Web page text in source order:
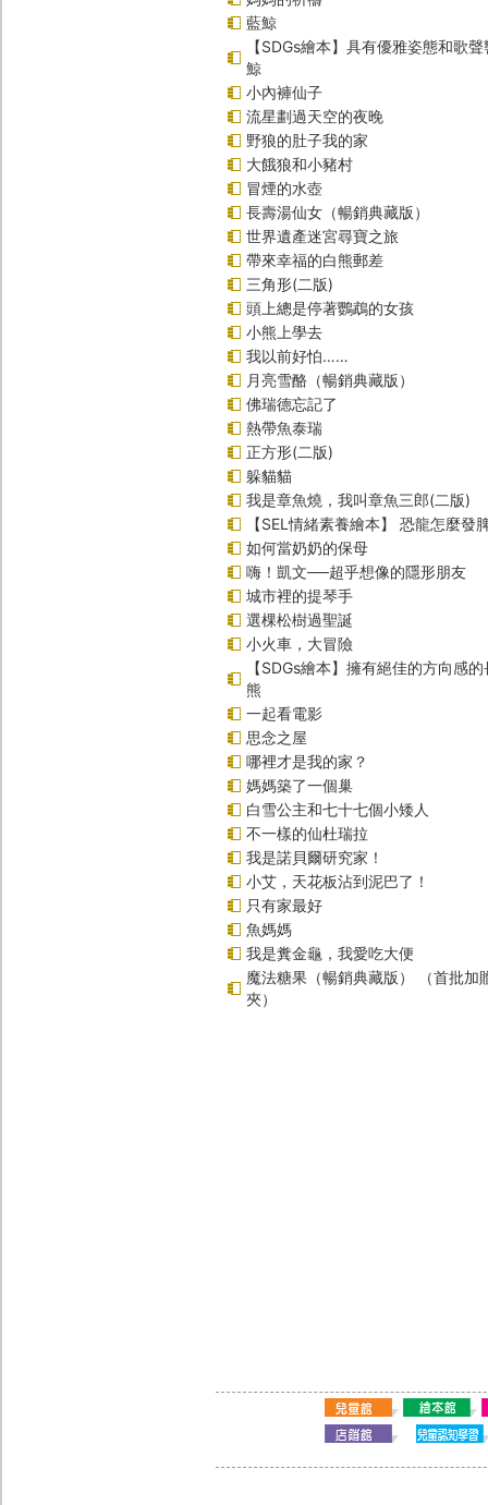
藍鯨
【SDGs繪本】具有優雅姿態和歌
鯨
小內褲仙子
流星劃過天空的夜晚
野狼的肚子我的家
大餓狼和小豬村
冒煙的水壺
長壽湯仙女（暢銷典藏版）
世界遺產迷宮尋寶之旅
帶來幸福的白熊郵差
三角形(二版)
頭上總是停著鸚鵡的女孩
小熊上學去
我以前好怕……
月亮雪酪（暢銷典藏版）
佛瑞德忘記了
熱帶魚泰瑞
正方形(二版)
躲貓貓
我是章魚燒，我叫章魚三郎(二版)
【SEL情緒素養繪本】 恐龍怎麼發
如何當奶奶的保母
嗨！凱文──超乎想像的隱形朋友
城市裡的提琴手
選棵松樹過聖誕
小火車，大冒險
【SDGs繪本】擁有絕佳的方向感
熊
一起看電影
思念之屋
哪裡才是我的家？
媽媽築了一個巢
白雪公主和七十七個小矮人
不一樣的仙杜瑞拉
我是諾貝爾研究家！
小艾，天花板沾到泥巴了！
只有家最好
魚媽媽
我是糞金龜，我愛吃大便
魔法糖果（暢銷典藏版） （首批加
夾）